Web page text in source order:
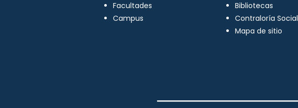
Facultades
Campus
Bibliotecas
Contraloría Social
Mapa de sitio